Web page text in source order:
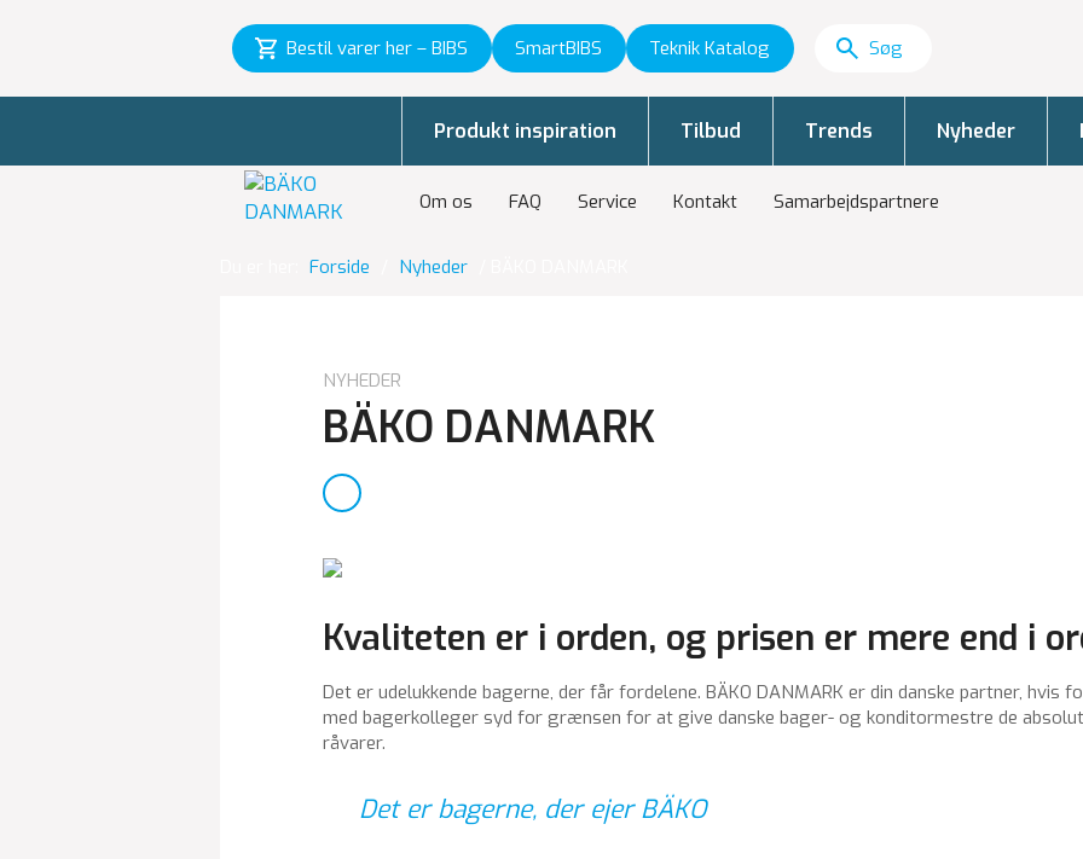
Bestil varer her – BIBS SmartBIBS Teknik Katalog
Om os FAQ Service Kontakt Samarbejdspartnere
Produkt inspiration Tilbud Trends Nyheder
Forside Nyheder
NYHEDER
BÄKO DANMARK
Kvaliteten er i orden, og prisen er mere end i
Det er udelukkende bagerne, der får fordelene. BÄKO DANMARK er din danske partner, hvis
med bagerkolleger syd for grænsen for at give danske bager- og konditormestre de
råvarer.
Det er bagerne, der ejer BÄKO